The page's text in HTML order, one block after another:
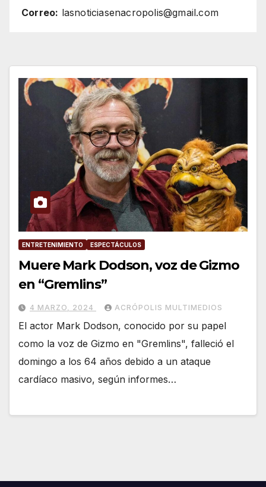
Correo: lasnoticiasenacropolis@gmail.com
ENTRETENIMIENTO ESPECTÁCULOS
Muere Mark Dodson, voz de Gizmo
en “Gremlins”
4 MARZO, 2024 ACRÓPOLIS MULTIMEDIOS
El actor Mark Dodson, conocido por su papel
como la voz de Gizmo en "Gremlins", falleció el
domingo a los 64 años debido a un ataque
cardíaco masivo, según informes…